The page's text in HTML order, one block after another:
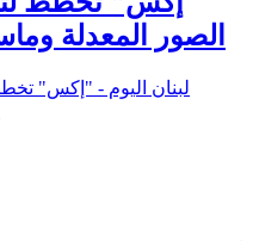
الصور المعدلة